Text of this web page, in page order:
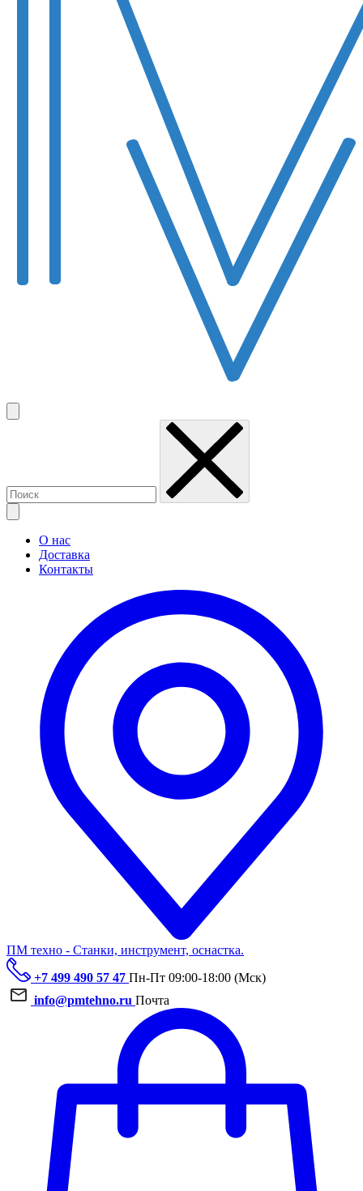
О нас
Доставка
Контакты
ПМ техно - Станки, инструмент, оснастка.
+7 499 490 57 47 Пн-Пт 09:00-18:00 (Мск)
info@pmtehno.ru Почта